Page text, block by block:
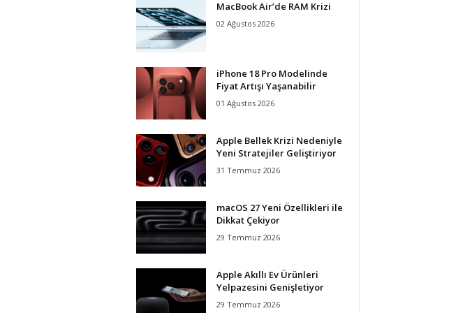
MacBook Air’de RAM Krizi
02 Ağustos 2026
iPhone 18 Pro Modelinde
Fiyat Artışı Yaşanabilir
01 Ağustos 2026
Apple Bellek Krizi Nedeniyle
Yeni Stratejiler Geliştiriyor
31 Temmuz 2026
macOS 27 Yeni Özellikleri ile
Dikkat Çekiyor
29 Temmuz 2026
Apple Akıllı Ev Ürünleri
Yelpazesini Genişletiyor
29 Temmuz 2026